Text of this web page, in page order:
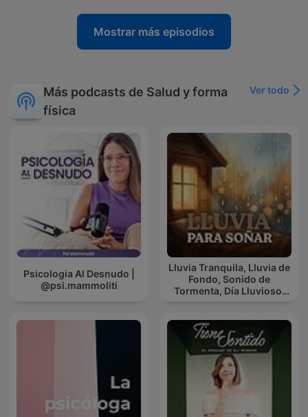
Mostrar más episodios
Más podcasts de Salud y forma
física
Ver todo
Psicologia Al Desnudo |
@psi.mammoliti
Lluvia Tranquila, Lluvia de
Fondo, Sonido de
Tormenta, Día Lluvioso,